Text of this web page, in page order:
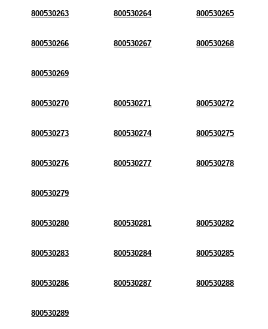
800530263 800530264 800530265
800530266 800530267 800530268
800530269
800530270 800530271 800530272
800530273 800530274 800530275
800530276 800530277 800530278
800530279
800530280 800530281 800530282
800530283 800530284 800530285
800530286 800530287 800530288
800530289